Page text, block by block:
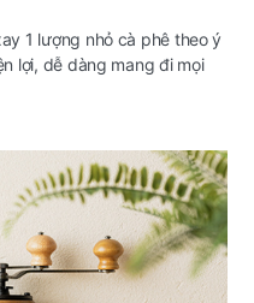
1 lượng nhỏ cà phê theo ý
lợi, dễ dàng mang đi mọi